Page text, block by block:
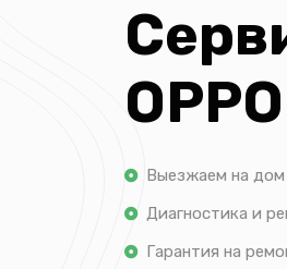
OPPO
Выезжаем на
Диагностика и
Гарантия на